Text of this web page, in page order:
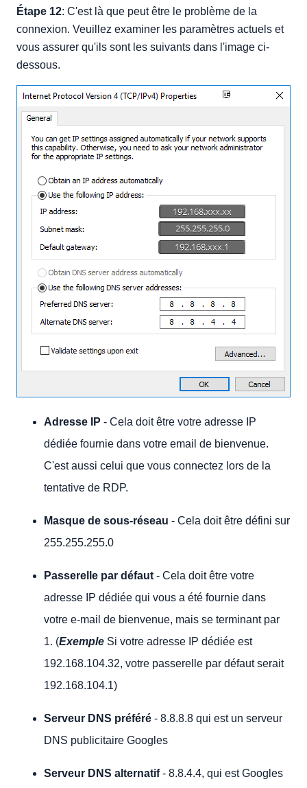
Étape 12: C'est là que peut être le problème de la
connexion. Veuillez examiner les paramètres actuels et
vous assurer qu'ils sont les suivants dans l'image ci-
dessous.
Adresse IP - Cela doit être votre adresse IP
dédiée fournie dans votre email de bienvenue.
C'est aussi celui que vous connectez lors de la
tentative de RDP.
Masque de sous-réseau - Cela doit être défini sur
255.255.255.0
Passerelle par défaut - Cela doit être votre
adresse IP dédiée qui vous a été fournie dans
votre e-mail de bienvenue, mais se terminant par
1. (Exemple Si votre adresse IP dédiée est
192.168.104.32, votre passerelle par défaut serait
192.168.104.1)
Serveur DNS préféré - 8.8.8.8 qui est un serveur
DNS publicitaire Googles
Serveur DNS alternatif- 8.8.4.4, qui est Googles